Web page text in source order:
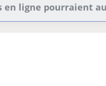
en ligne pourraient